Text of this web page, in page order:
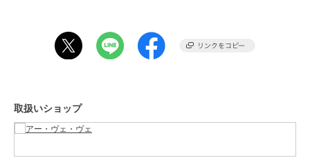
Sサイズでピッタリな感じでした。
吸い付くように程良いラインに仕上げてくれます。
裾を折って穿くとカジュアルダウンも楽しめます。
取扱いショップ